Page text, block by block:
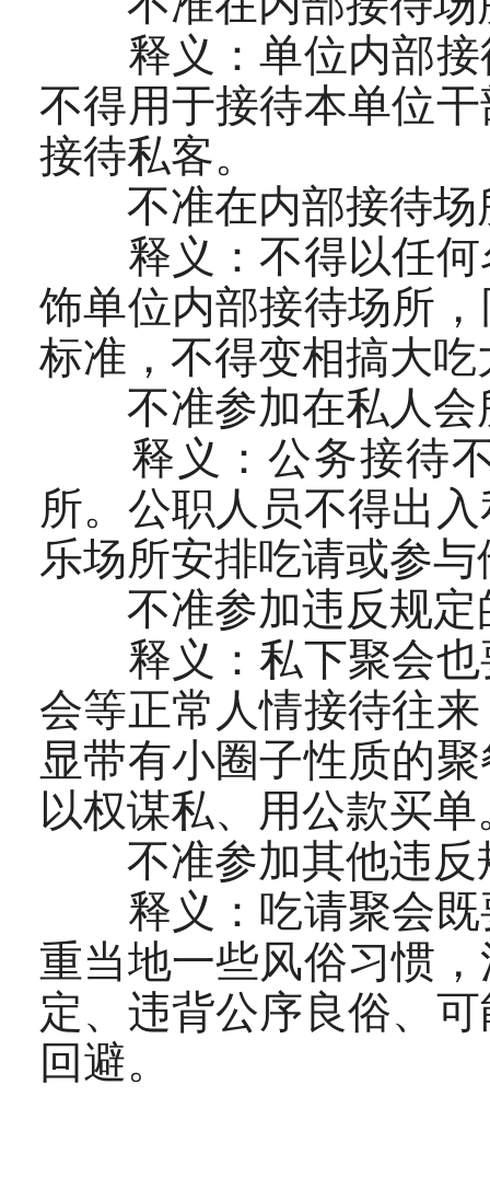
释义：单位内部接
不得用于接待本单位
接待私客。
不准在内部接待场
释义：不得以任何
饰单位内部接待场所
标准，不得变相搞大吃
不准参加在私人会
释义：公务接待不
所。公职人员不得出
乐场所安排吃请或参
不准参加违反规定
释义：私下聚会也
会等正常人情接待往
显带有小圈子性质的
以权谋私、用公款买单
不准参加其他违反
释义：吃请聚会既
重当地一些风俗习惯
定、违背公序良俗、
回避。